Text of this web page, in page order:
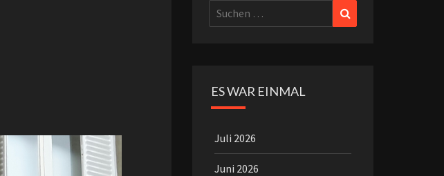
Suchen
nach:
ES WAR EINMAL
Juli 2026
Juni 2026